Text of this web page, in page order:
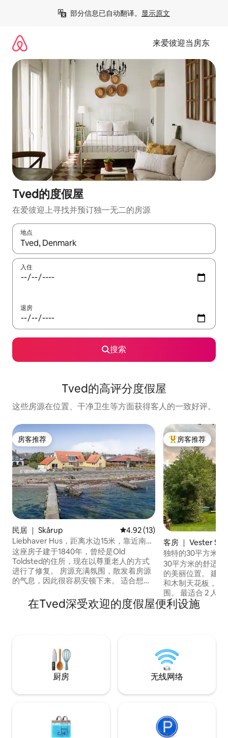
部分信息已自动翻译。 显示原文
来爱彼迎当房东
Tved的度假屋
在爱彼迎上寻找并预订独一无二的房源
地点
如有搜索结果，请使用上下方向键查看，或通过点击或滑动手势
入住
退房
搜索
Tved的高评分度假屋
这些房源在位置、干净卫生等方面获得客人的一致好评。
房客推荐
房客推荐
民居 ｜ Skårup 平均评分 4.92 分（满分 5 分）
4.92 (13)
Liebhaver Hus，距离水边15米，靠近南菲
英岛和斯文堡
这座房子建于1840年，曾经是Old
Toldsted的住所，现在以尊重老人的方式
进行了修复。 房源充满氛围，散发着房源
的气息，因此很容易安顿下来。 适合想要
新房源，请尽快拍摄新的照片。 此房源是
否已入住，我们也可以提供：
热门「房客推荐」
房客推荐
客房 ｜ Vester
独特的30平方米
30平方米的舒适
的美丽位置。 建于 2022 年，采用原砖墙
和木制天花板，营
围。 最适合 2 人或小家庭入住。 客厅配备
一张 140 x 200 厘
纳两位过夜房客。
些时间不合适，请
在Tved深受欢迎的度假屋便利设施
厨房 无线网络